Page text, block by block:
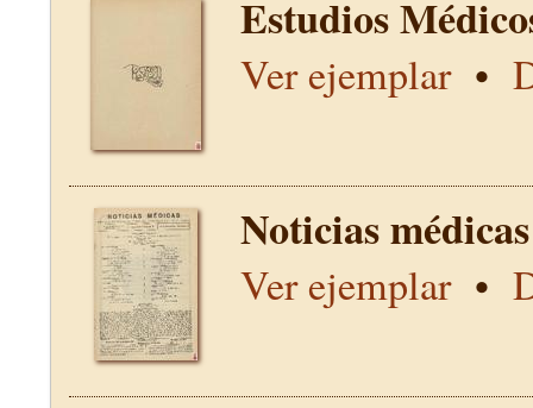
Estudios
Ver ejemplar•
Noticias
Ver ejemplar•